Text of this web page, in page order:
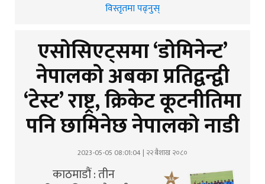
विस्तृतमा पढ्नुस्
एसोसिएट्समा ‘डोमिनेन्ट’
नेपालको अबका प्रतिद्वन्द्वी
‘टेस्ट’ राष्ट्र, क्रिकेट कूटनीतिमा
पनि छामिनेछ नेपालको नाडी
2023-05-05 08:01:04 | २२ बैशाख २०८०
काठमाडौं : तीन